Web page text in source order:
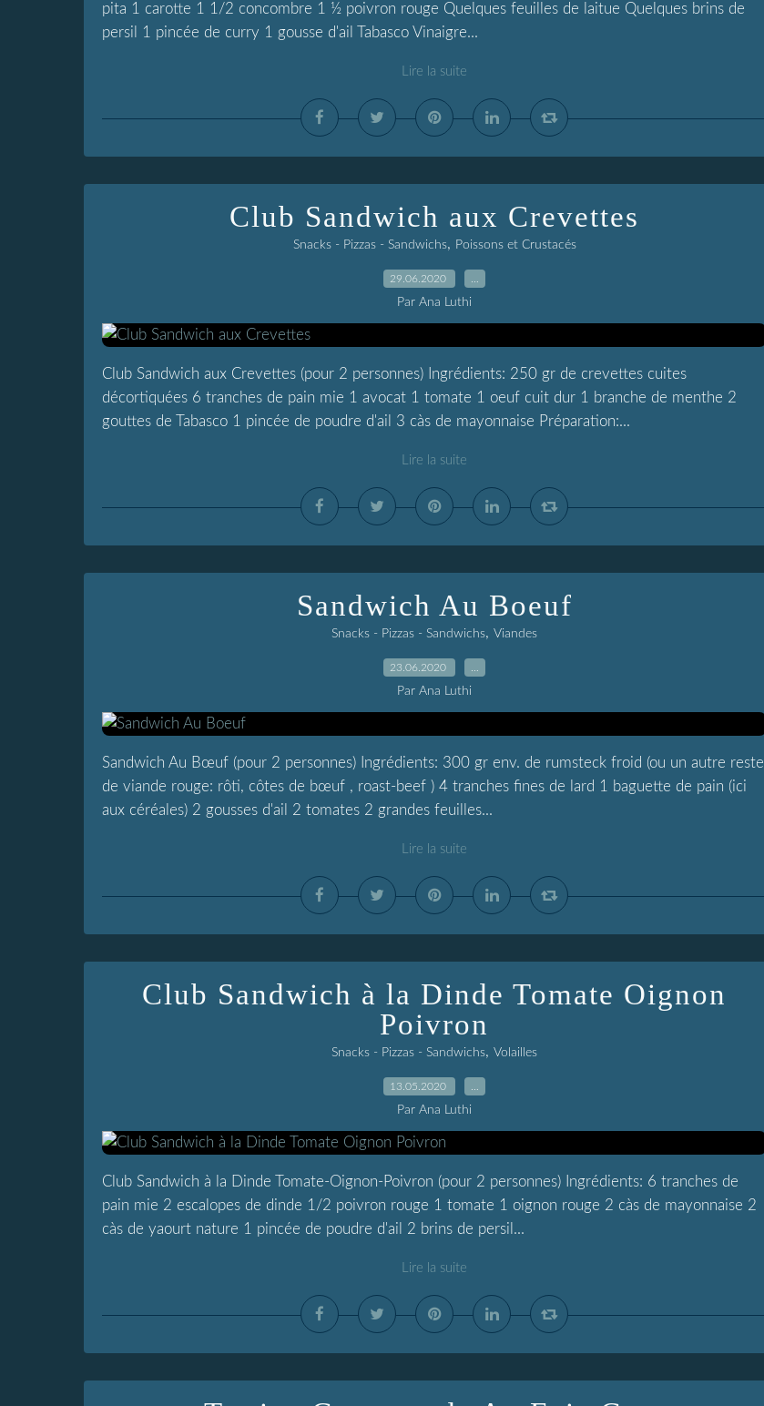
pita 1 carotte 1 1/2 concombre 1 ½ poivron rouge Quelques feuilles de laitue Quelques brins de
persil 1 pincée de curry 1 gousse d'ail Tabasco Vinaigre...
Lire la suite
Club Sandwich aux Crevettes
Snacks - Pizzas - Sandwichs, Poissons et Crustacés
29.06.2020
Par Ana Luthi
Club Sandwich aux Crevettes (pour 2 personnes) Ingrédients: 250 gr de crevettes cuites
décortiquées 6 tranches de pain mie 1 avocat 1 tomate 1 oeuf cuit dur 1 branche de menthe 2
gouttes de Tabasco 1 pincée de poudre d'ail 3 càs de mayonnaise Préparation:...
Lire la suite
Sandwich Au Boeuf
Snacks - Pizzas - Sandwichs, Viandes
23.06.2020
Par Ana Luthi
Sandwich Au Bœuf (pour 2 personnes) Ingrédients: 300 gr env. de rumsteck froid (ou un autre reste
de viande rouge: rôti, côtes de bœuf , roast-beef ) 4 tranches fines de lard 1 baguette de pain (ici
aux céréales) 2 gousses d'ail 2 tomates 2 grandes feuilles...
Lire la suite
Club Sandwich à la Dinde Tomate Oignon
Poivron
Snacks - Pizzas - Sandwichs, Volailles
13.05.2020
Par Ana Luthi
Club Sandwich à la Dinde Tomate-Oignon-Poivron (pour 2 personnes) Ingrédients: 6 tranches de
pain mie 2 escalopes de dinde 1/2 poivron rouge 1 tomate 1 oignon rouge 2 càs de mayonnaise 2
càs de yaourt nature 1 pincée de poudre d'ail 2 brins de persil...
Lire la suite